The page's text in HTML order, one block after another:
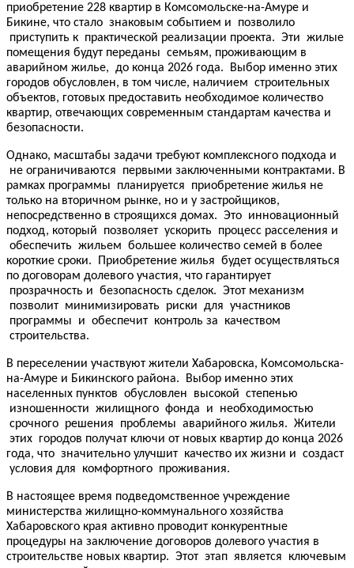
приобретение 228 квартир в Комсомольске-на-Амуре и
Бикине, что стало знаковым событием и позволило
приступить к практической реализации проекта. Эти жилые
помещения будут переданы семьям, проживающим в
аварийном жилье, до конца 2026 года. Выбор именно этих
городов обусловлен, в том числе, наличием строительных
объектов, готовых предоставить необходимое количество
квартир, отвечающих современным стандартам качества и
безопасности.
Однако, масштабы задачи требуют комплексного подхода и
не ограничиваются первыми заключенными контрактами. В
рамках программы планируется приобретение жилья не
только на вторичном рынке, но и у застройщиков,
непосредственно в строящихся домах. Это инновационный
подход, который позволяет ускорить процесс расселения и
обеспечить жильем большее количество семей в более
короткие сроки. Приобретение жилья будет осуществляться
по договорам долевого участия, что гарантирует
прозрачность и безопасность сделок. Этот механизм
позволит минимизировать риски для участников
программы и обеспечит контроль за качеством
строительства.
В переселении участвуют жители Хабаровска, Комсомольска-
на-Амуре и Бикинского района. Выбор именно этих
населенных пунктов обусловлен высокой степенью
изношенности жилищного фонда и необходимостью
срочного решения проблемы аварийного жилья. Жители
этих городов получат ключи от новых квартир до конца 2026
года, что значительно улучшит качество их жизни и создаст
условия для комфортного проживания.
В настоящее время подведомственное учреждение
министерства жилищно-коммунального хозяйства
Хабаровского края активно проводит конкурентные
процедуры на заключение договоров долевого участия в
строительстве новых квартир. Этот этап является ключевым